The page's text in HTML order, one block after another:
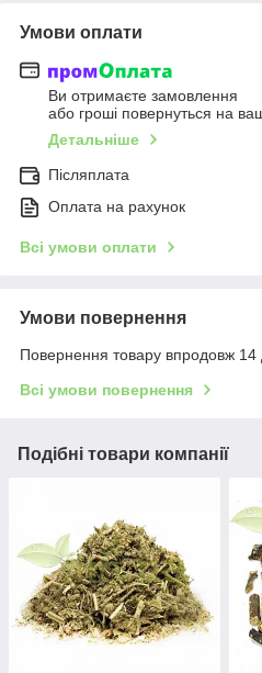
Умови оплати
Ви отримаєте замовлення
або гроші повернуться на
Детальніше
Післяплата
Оплата на рахунок
Всі умови оплати
Умови повернення
Повернення товару впродовж 14
Всі умови повернення
Подібні товари компанії